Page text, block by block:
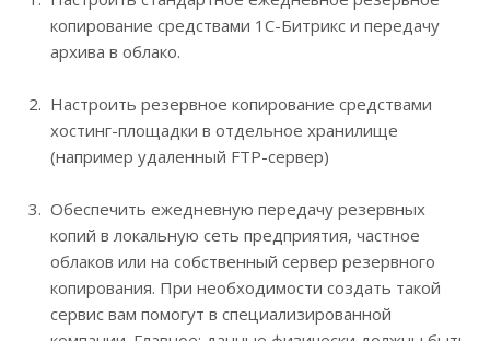
копирование средствами 1С-Битрикс и передачу
архива в облако.
Настроить резервное копирование средствами
хостинг-площадки в отдельное хранилище
(например удаленный FTP-сервер)
Обеспечить ежедневную передачу резервных
копий в локальную сеть предприятия, частное
облаков или на собственный сервер резервного
копирования. При необходимости создать такой
сервис вам помогут в специализированной